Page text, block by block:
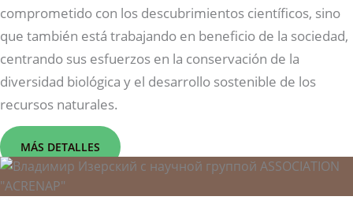
comprometido con los descubrimientos científicos, sino
que también está trabajando en beneficio de la sociedad,
centrando sus esfuerzos en la conservación de la
diversidad biológica y el desarrollo sostenible de los
recursos naturales.
MÁS DETALLES